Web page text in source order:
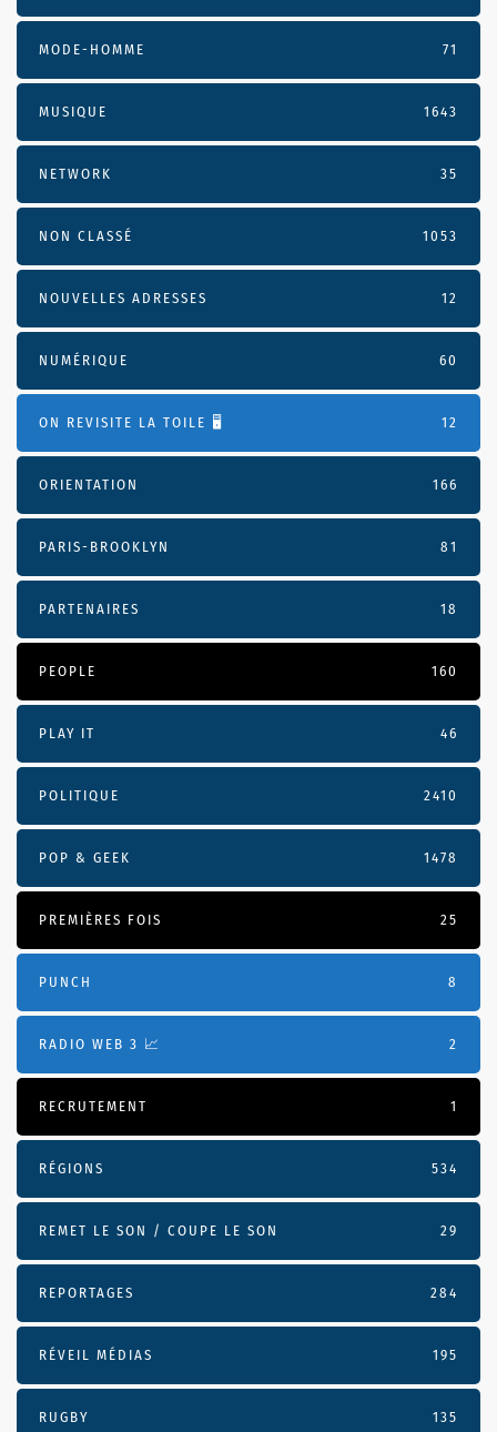
MODE-HOMME 71
MUSIQUE 1643
NETWORK 35
NON CLASSÉ 1053
NOUVELLES ADRESSES 12
NUMÉRIQUE 60
ON REVISITE LA TOILE 🖥️ 12
ORIENTATION 166
PARIS-BROOKLYN 81
PARTENAIRES 18
PEOPLE 160
PLAY IT 46
POLITIQUE 2410
POP & GEEK 1478
PREMIÈRES FOIS 25
PUNCH 8
RADIO WEB 3 📈 2
RECRUTEMENT 1
RÉGIONS 534
REMET LE SON / COUPE LE SON 29
REPORTAGES 284
RÉVEIL MÉDIAS 195
RUGBY 135